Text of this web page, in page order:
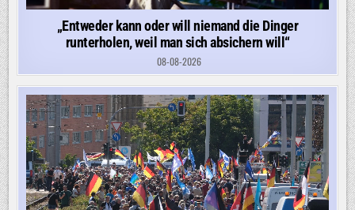
„Entweder kann oder will niemand die Dinger
runterholen, weil man sich absichern will“
08-08-2026